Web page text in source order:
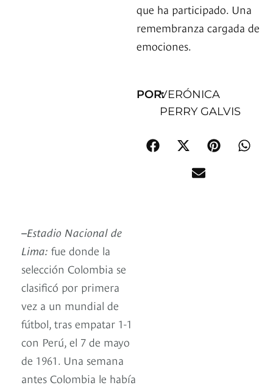
que ha participado. Una
remembranza cargada de
emociones.
POR:VERÓNICA
PERRY GALVIS
–Estadio Nacional de
Lima: fue donde la
selección Colombia se
clasificó por primera
vez a un mundial de
fútbol, tras empatar 1-1
con Perú, el 7 de mayo
de 1961. Una semana
antes Colombia le había